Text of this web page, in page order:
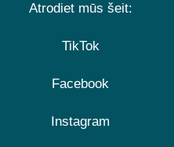
Atrodiet mūs šeit:
TikTok
Facebook
Instagram